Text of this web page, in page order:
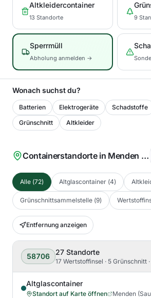
Altkleidercontainer
13 Standorte 9
Sperrmüll
Abholung anmelden →
Wonach suchst du?
Batterien Elektrogeräte Schadstoffe
Grünschnitt
Altkleider
Containerstandorte in Menden (Sauerland)
Alle (72) Altglascontainer (4)
Grünschnittsammelstelle (9)
Entfernung anzeigen
58706 27 Standorte
17 Wertstoffinsel · 5 Grünschnitt
Altglascontainer
Standort auf Karte öffnen Menden